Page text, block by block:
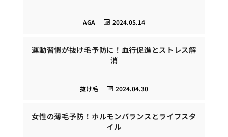
2024.05.14
AGA
運動習慣が抜け毛予防に！血行促進とストレス解
消
2024.04.30
抜け毛
女性の薄毛予防！ホルモンバランスとライフスタ
イル